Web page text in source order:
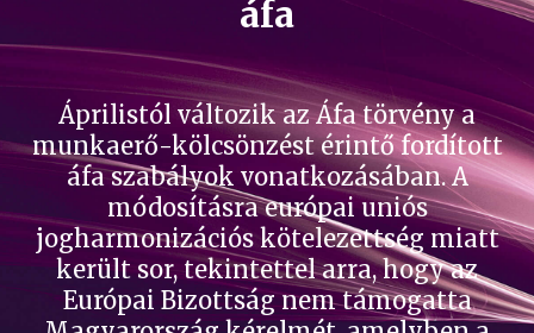
áfa
Áprilistól változik az Áfa törvény a
munkaerő-kölcsönzést érintő fordított
áfa szabályok vonatkozásában. A
módosításra európai uniós
jogharmonizációs kötelezettség miatt
került sor, tekintettel arra, hogy az
Európai Bizottság nem támogatta